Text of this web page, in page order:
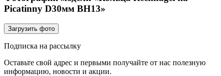
Picatinny D30мм BH13»
Загрузить фото
Подписка на рассылку
Оставьте свой адрес и первыми получайте от нас полезную
информацию, новости и акции.